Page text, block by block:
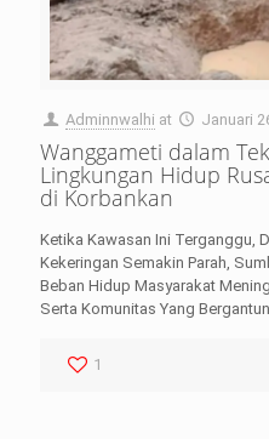
Adminnwalhi at Januari
Wanggameti dalam
Lingkungan Hidup
di Korbankan
Ketika Kawasan Ini Terganggu,
Kekeringan Semakin Parah,
Beban Hidup Masyarakat
Serta Komunitas Yang
1